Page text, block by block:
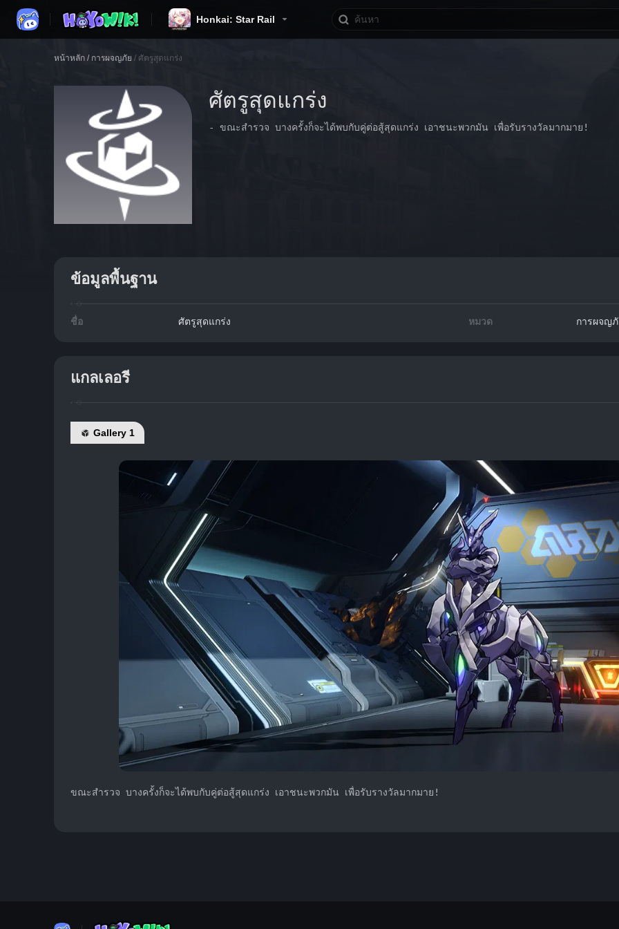
Honkai: Star Rail
หน้าหลัก / การผจญภัย / ศัตรูสุดแกร่ง
ศัตรูสุดแกร่ง
- ขณะสำรวจ บางครั้งก็จะได้พบกับคู่ต่อสู้สุดแกร่ง เอาชนะพวกมัน เพื่อรับรางวัลมากมาย!
ข้อมูลพื้นฐาน
ชื่อ ศัตรูสุดแกร่ง หมวด การผจญ
แกลเลอรี
Gallery 1
ขณะสำรวจ บางครั้งก็จะได้พบกับคู่ต่อสู้สุดแกร่ง เอาชนะพวกมัน เพื่อรับรางวัลมากมาย!